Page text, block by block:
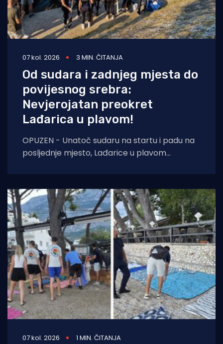
07 kol. 2026 3 MIN. ČITANJA
Od sudara i zadnjeg mjesta do
povijesnog srebra:
Nevjerojatan preokret
Lađarica u plavom!
OPUZEN - Unatoč sudaru na startu i padu na
posljednje mjesto, Lađarice u plavom
07 kol. 2026 1 MIN. ČITANJA